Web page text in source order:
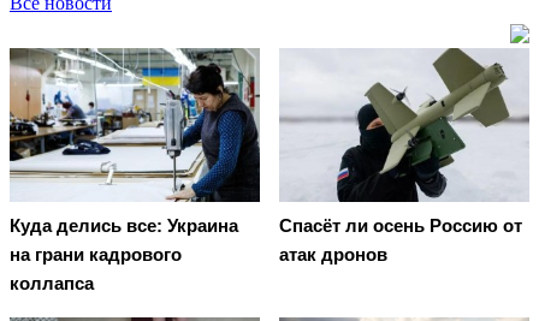
Куда делись все: Украина
на грани кадрового
коллапса
Спасёт ли осень Россию от
атак дронов